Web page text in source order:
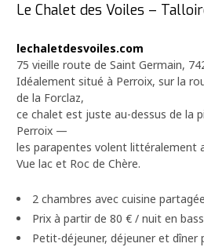
Le Chalet des Voiles –
lechaletdesvoiles.com
75 vieille route de Saint Germain,
Idéalement situé à Perroix, sur la
de la Forclaz,
ce chalet est juste au-dessus de la
Perroix —
les parapentes volent littéralement
Vue lac et Roc de Chère.
2 chambres avec cuisine
Prix à partir de 80 € / nuit en
Petit-déjeuner, déjeuner et dîner